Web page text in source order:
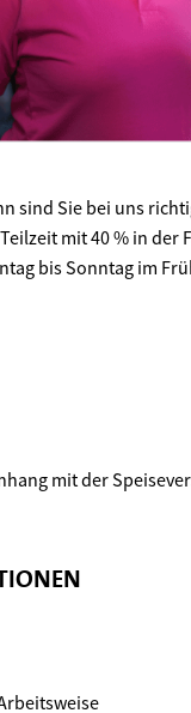
sind Sie bei uns
mit 40 % in
bis Sonntag im
mit der